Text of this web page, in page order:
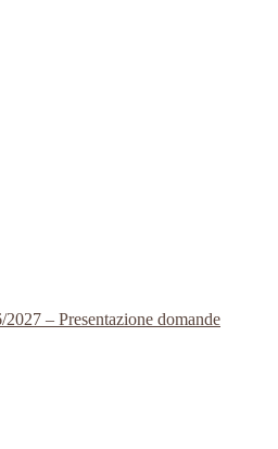
– Presentazione domande